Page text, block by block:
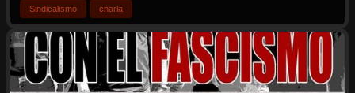
Sindicalismo charla